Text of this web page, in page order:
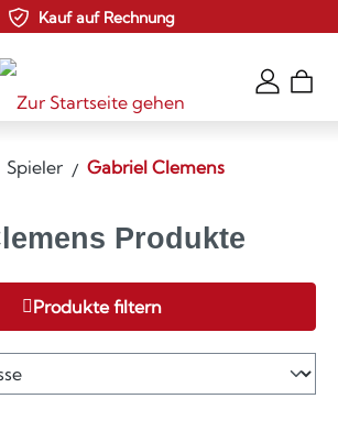
Kauf auf Rechnung
Spieler Gabriel Clemens
Produkte
Produkte filtern